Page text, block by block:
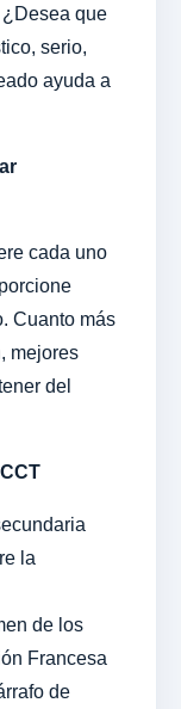
que
serio,
ayuda a
cada uno
Cuanto más
mejores
del
la
de los
Francesa
de